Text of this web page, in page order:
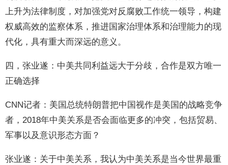
上升为法律制度，对加强党对反腐败工作统一领导，构建
权威高效的监察体系，推进国家治理体系和治理能力的现
代化，具有重大而深远的意义。
四，张业遂：中美共同利益远大于分歧，合作是双方唯一
正确选择
CNN记者：美国总统特朗普把中国视作是美国的战略竞争
者，2018年中美关系是否会面临更多的冲突，包括贸易、
军事以及意识形态方面？
张业遂：关于中美关系，我认为中美关系是当今世界最重